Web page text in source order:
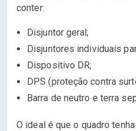
conter:
Disjuntor geral;
Disjuntores individuais
Dispositivo DR;
DPS (proteção contra
Barra de neutro e terra
O ideal é que o quadro